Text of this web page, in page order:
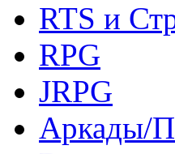
RTS и
RPG
JRPG
Аркады/